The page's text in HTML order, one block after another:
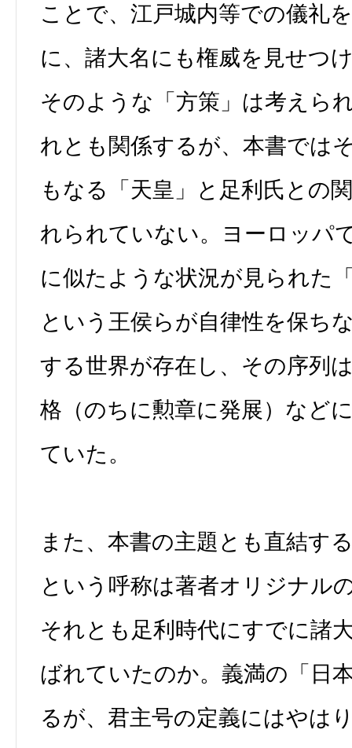
ことで、江戸城内等での儀礼
に、諸大名にも権威を見せつ
そのような「方策」は考えら
れとも関係するが、本書では
もなる「天皇」と足利氏との
れられていない。ヨーロッパ
に似たような状況が見られた
という王侯らが自律性を保ち
する世界が存在し、その序列
格（のちに勲章に発展）など
ていた。
また、本書の主題とも直結す
という呼称は著者オリジナル
それとも足利時代にすでに諸
ばれていたのか。義満の「日
るが、君主号の定義にはやは